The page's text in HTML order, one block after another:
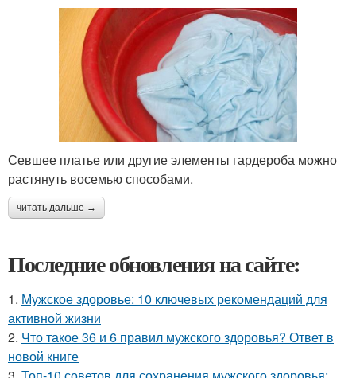
Севшее платье или другие элементы гардероба можно
растянуть восемью способами.
читать дальше →
Последние обновления на сайте:
1. Мужское здоровье: 10 ключевых рекомендаций для
активной жизни
2. Что такое 36 и 6 правил мужского здоровья? Ответ в
новой книге